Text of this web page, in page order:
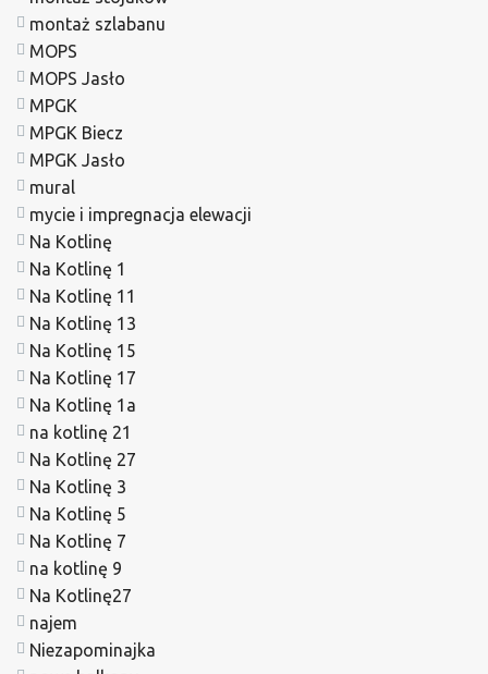
montaż szlabanu
MOPS
MOPS Jasło
MPGK
MPGK Biecz
MPGK Jasło
mural
mycie i impregnacja elewacji
Na Kotlinę
Na Kotlinę 1
Na Kotlinę 11
Na Kotlinę 13
Na Kotlinę 15
Na Kotlinę 17
Na Kotlinę 1a
na kotlinę 21
Na Kotlinę 27
Na Kotlinę 3
Na Kotlinę 5
Na Kotlinę 7
na kotlinę 9
Na Kotlinę27
najem
Niezapominajka